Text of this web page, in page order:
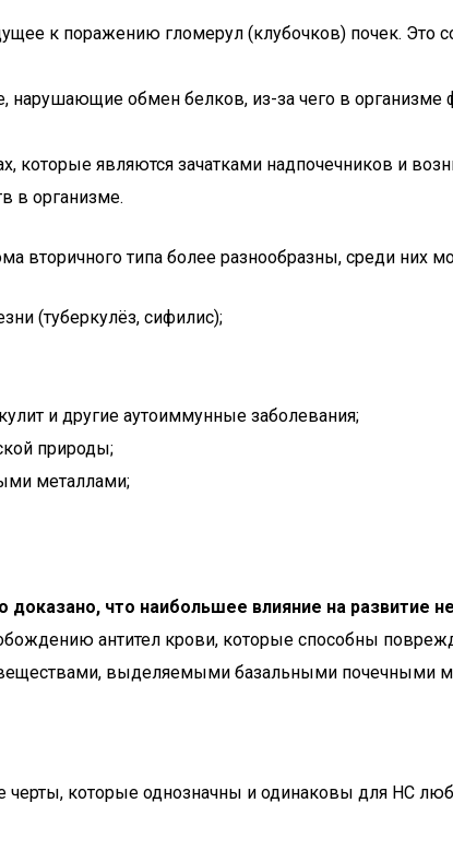
к поражению гломерул (клубочков) почек. Это
нарушающие обмен белков, из-за чего в
которые являются зачатками надпочечников и
в организме.
вторичного типа более разнообразны, среди них
(туберкулёз, сифилис);
и другие аутоиммунные заболевания;
природы;
металлами;
что наибольшее влияние на развитие
антител крови, которые способны
веществами, выделяемыми базальными почечными
черты, которые однозначны и одинаковы для НС